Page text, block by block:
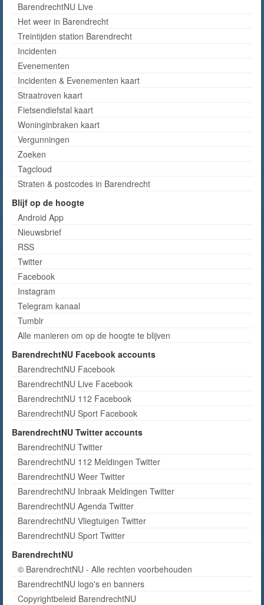
BarendrechtNU Live
Het weer in Barendrecht
Treintijden station Barendrecht
Incidenten
Evenementen
Incidenten & Evenementen kaart
Straatroven kaart
Fietsendiefstal kaart
Woninginbraken kaart
Vergunningen
Zoeken
Tagcloud
Straten & postcodes in Barendrecht
Blijf op de hoogte
Android App
Nieuwsbrief
RSS
Twitter
Facebook
Instagram
Telegram kanaal
Tumblr
Alle manieren om op de hoogte te blijven
BarendrechtNU Facebook accounts
BarendrechtNU Facebook
BarendrechtNU Live Facebook
BarendrechtNU 112 Facebook
BarendrechtNU Sport Facebook
BarendrechtNU Twitter accounts
BarendrechtNU Twitter
BarendrechtNU 112 Meldingen Twitter
BarendrechtNU Weer Twitter
BarendrechtNU Inbraak Meldingen Twitter
BarendrechtNU Agenda Twitter
BarendrechtNU Vliegtuigen Twitter
BarendrechtNU Sport Twitter
BarendrechtNU
© BarendrechtNU - Alle rechten voorbehouden
BarendrechtNU logo's en banners
Copyrightbeleid BarendrechtNU